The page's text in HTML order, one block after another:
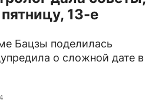
13-е
Бацзы поделилась
о сложной дате в